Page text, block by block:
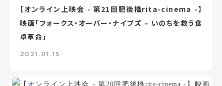
【オンライン上映会 - 第21回肥後橋rita-cinema -】
映画「フォークス・オーバー・ナイブズ – いのちを救う食
卓革命」
2021.01.15